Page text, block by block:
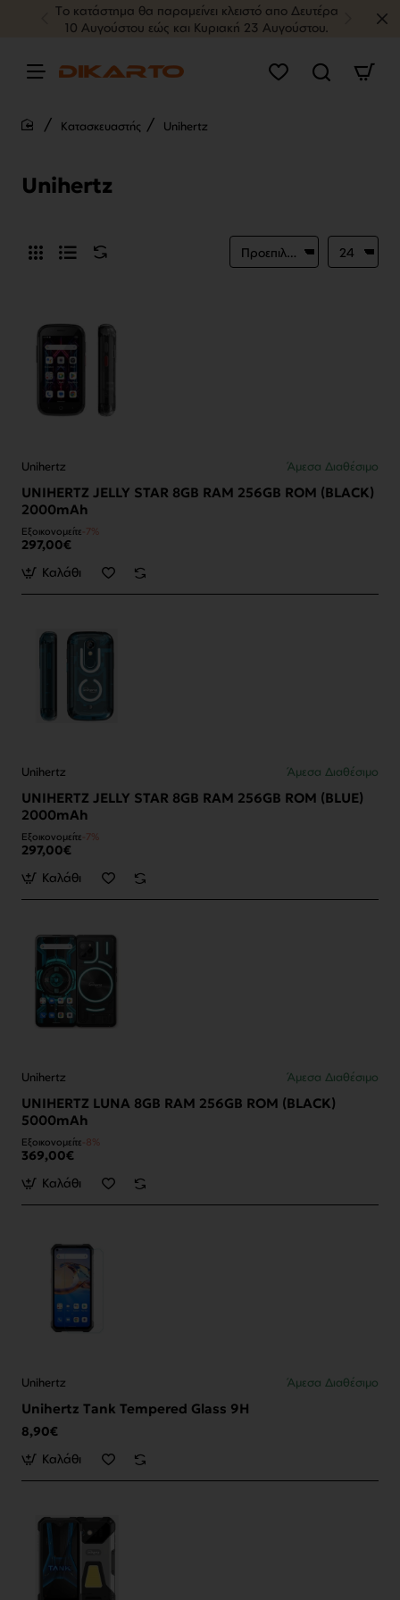
Tο κατάστημα θα παραμείνει κλειστό απο Δευτέρα
10 Αυγούστου εώς και Κυριακή 23 Αυγούστου.
Unihertz
Κατασκευαστής Unihertz
Unihertz Άμεσα Διαθέσιμο
UNIHERTZ JELLY STAR 8GB RAM 256GB ROM (BLACK)
2000mAh
Εξοικονομείτε -7%
297,00€
Καλάθι
Unihertz Άμεσα Διαθέσιμο
UNIHERTZ JELLY STAR 8GB RAM 256GB ROM (BLUE)
2000mAh
Εξοικονομείτε -7%
297,00€
Καλάθι
Unihertz Άμεσα Διαθέσιμο
UNIHERTZ LUNA 8GB RAM 256GB ROM (BLACK)
5000mAh
Εξοικονομείτε -8%
369,00€
Καλάθι
Unihertz Άμεσα Διαθέσιμο
Unihertz Tank Tempered Glass 9H
8,90€
Καλάθι